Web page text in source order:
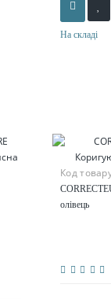
На складі
Код
олівець